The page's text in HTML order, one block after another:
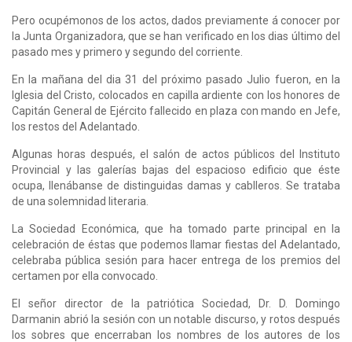
Pero ocupémonos de los actos, dados previamente á conocer por
la Junta Organizadora, que se han verificado en los dias último del
pasado mes y primero y segundo del corriente.
En la mañana del dia 31 del próximo pasado Julio fueron, en la
Iglesia del Cristo, colocados en capilla ardiente con los honores de
Capitán General de Ejército fallecido en plaza con mando en Jefe,
los restos del Adelantado.
Algunas horas después, el salón de actos públicos del Instituto
Provincial y las galerías bajas del espacioso edificio que éste
ocupa, llenábanse de distinguidas damas y cablleros. Se trataba
de una solemnidad literaria.
La Sociedad Económica, que ha tomado parte principal en la
celebración de éstas que podemos llamar fiestas del Adelantado,
celebraba pública sesión para hacer entrega de los premios del
certamen por ella convocado.
El señor director de la patriótica Sociedad, Dr. D. Domingo
Darmanin abrió la sesión con un notable discurso, y rotos después
los sobres que encerraban los nombres de los autores de los